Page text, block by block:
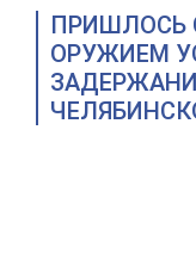
ПРИШЛОСЬ
ОРУЖИЕМ